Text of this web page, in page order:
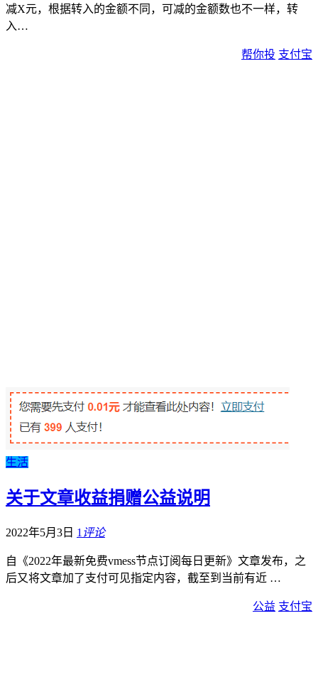
减X元，根据转入的金额不同，可减的金额数也不一样，转
入…
帮你投 支付宝
生活
关于文章收益捐赠公益说明
2022年5月3日 1 评论
自《2022年最新免费vmess节点订阅每日更新》文章发布，之
后又将文章加了支付可见指定内容，截至到当前有近 …
公益 支付宝